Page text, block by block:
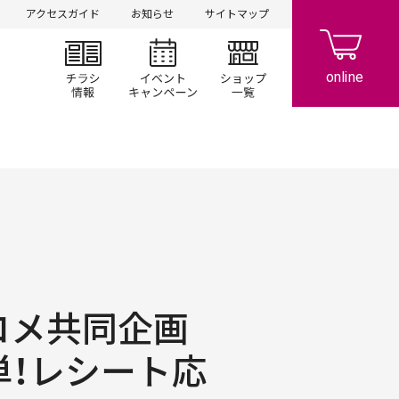
アクセスガイド お知らせ サイトマップ
チラシ情報 イベント/キャンペーン
ショップ一覧
共同企画
レシート応